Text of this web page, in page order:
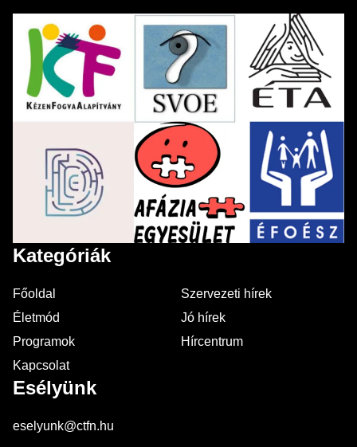
Kategóriák
Főoldal
Szervezeti hírek
Életmód
Jó hírek
Programok
Hírcentrum
Kapcsolat
Esélyünk
eselyunk@ctfn.hu